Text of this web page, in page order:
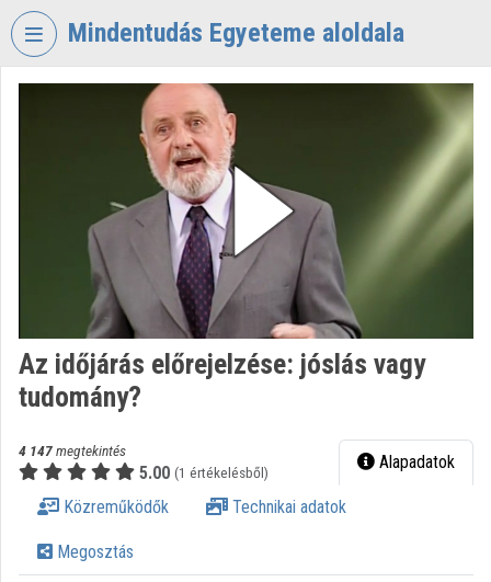
Fejléc kihagyása
Mindentudás Egyeteme aloldala
TORIUM
Intézményi kezdőlap
Bejelentkezés
Intézményi felfedezés
Kategóriák
Intézményi listák
Intézmények
Közreműködők
Az időjárás előrejelzése: jóslás vagy
tudomány?
4 147megtekintés
5.00 (1 értékelésből) Alapadatok
Közreműködők Technikai adatok
Megosztás